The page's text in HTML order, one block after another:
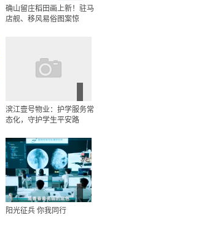
确山留庄稻田画上新！驻马
店舰、移风易俗图案惊
滨江壹号物业：护学服务常
态化，守护学生平安路
阳光征兵 你我同行